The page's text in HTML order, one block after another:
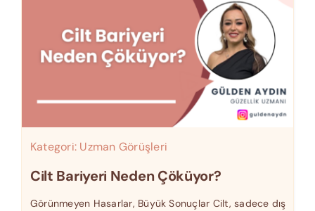
Kategori: Uzman Görüşleri
Cilt Bariyeri Neden Çöküyor?
Görünmeyen Hasarlar, Büyük Sonuçlar Cilt, sadece dış